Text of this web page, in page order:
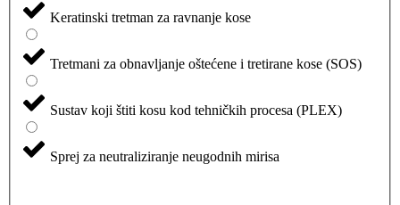
Keratinski tretman za ravnanje kose
Tretmani za obnavljanje oštećene i tretirane kose (SOS)
Sustav koji štiti kosu kod tehničkih procesa (PLEX)
Sprej za neutraliziranje neugodnih mirisa